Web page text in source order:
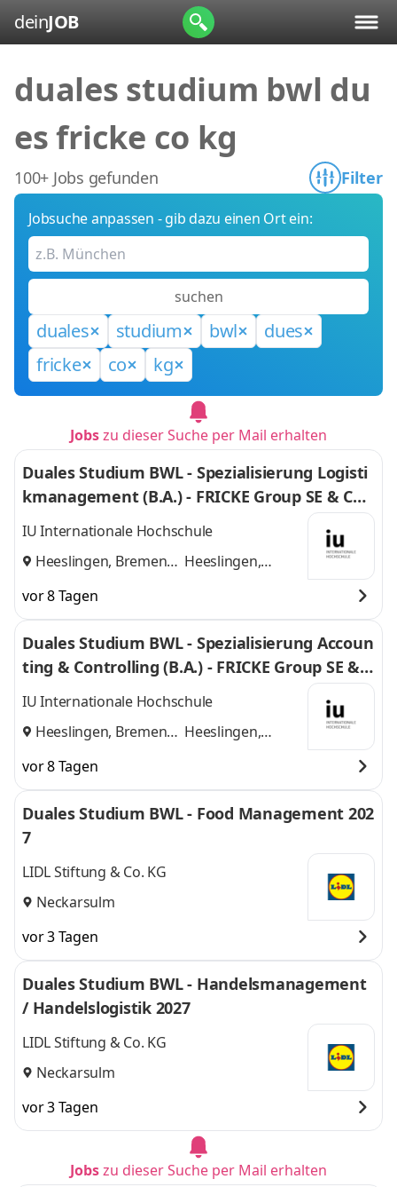
deinJOB
duales studium bwl du
es fricke co kg
100+ Jobs gefunden Filter
Jobsuche anpassen - gib dazu einen Ort ein:
suchen
duales studium bwl
dues
fricke
co kg
Jobszu dieser Suche per Mail erhalten
Duales Studium BWL - Spezialisierung Logisti
kmanagement (B.A.) - FRICKE Group SE & Co.
KG
IU Internationale Hochschule
Heeslingen, Bremen
Heeslingen,
vor 8 Tagen
Duales Studium BWL - Spezialisierung Accoun
ting & Controlling (B.A.) - FRICKE Group SE & C
o. KG
IU Internationale Hochschule
Heeslingen, Bremen
Heeslingen,
vor 8 Tagen
Duales Studium BWL - Food Management 202
7
LIDL Stiftung & Co. KG
Neckarsulm
vor 3 Tagen
Duales Studium BWL - Handelsmanagement
/ Handelslogistik 2027
LIDL Stiftung & Co. KG
Neckarsulm
vor 3 Tagen
Jobszu dieser Suche per Mail erhalten